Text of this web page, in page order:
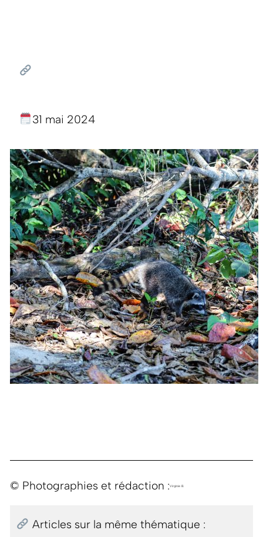
31 mai 2024
© Photographies et rédaction :Virginie B.
Articles sur la même thématique :